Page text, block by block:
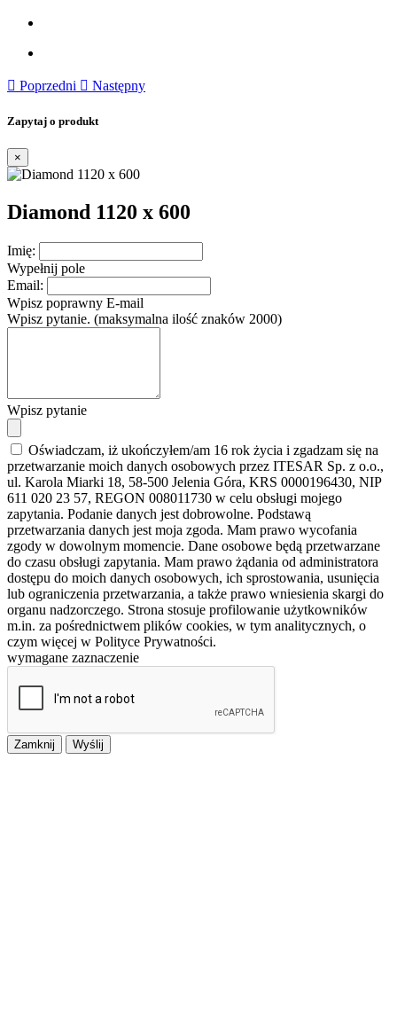
 Poprzedni  Następny
Zapytaj o produkt
×
Diamond 1120 x 600
Imię:
Wypełnij pole
Email:
Wpisz poprawny E-mail
Wpisz pytanie. (maksymalna ilość znaków 2000)
Wpisz pytanie
Oświadczam, iż ukończyłem/am 16 rok życia i zgadzam się na
przetwarzanie moich danych osobowych przez ITESAR Sp. z o.o.,
ul. Karola Miarki 18, 58-500 Jelenia Góra, KRS 0000196430, NIP
611 020 23 57, REGON 008011730 w celu obsługi mojego
zapytania. Podanie danych jest dobrowolne. Podstawą
przetwarzania danych jest moja zgoda. Mam prawo wycofania
zgody w dowolnym momencie. Dane osobowe będą przetwarzane
do czasu obsługi zapytania. Mam prawo żądania od administratora
dostępu do moich danych osobowych, ich sprostowania, usunięcia
lub ograniczenia przetwarzania, a także prawo wniesienia skargi do
organu nadzorczego. Strona stosuje profilowanie użytkowników
m.in. za pośrednictwem plików cookies, w tym analitycznych, o
czym więcej w Polityce Prywatności.
wymagane zaznaczenie
Zamknij Wyślij